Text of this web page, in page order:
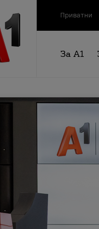
Приватни
За А1